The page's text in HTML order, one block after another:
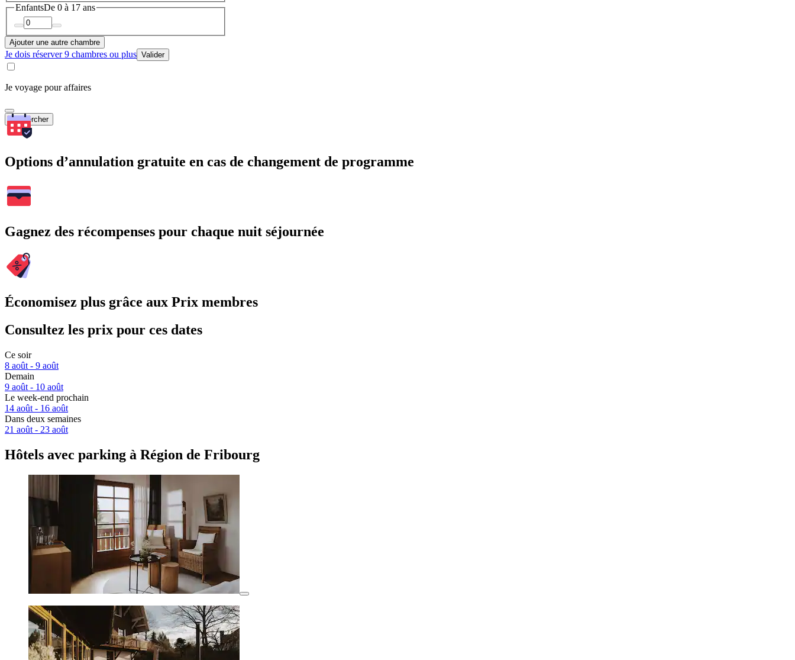
EnfantsDe 0 à 17 ans
Ajouter une autre chambre
Je dois réserver 9 chambres ou plus Valider
Je voyage pour affaires
Rechercher
Options d’annulation gratuite en cas de changement de programme
Gagnez des récompenses pour chaque nuit séjournée
Économisez plus grâce aux Prix membres
Consultez les prix pour ces dates
Ce soir
8 août - 9 août
Demain
9 août - 10 août
Le week-end prochain
14 août - 16 août
Dans deux semaines
21 août - 23 août
Hôtels avec parking à Région de Fribourg